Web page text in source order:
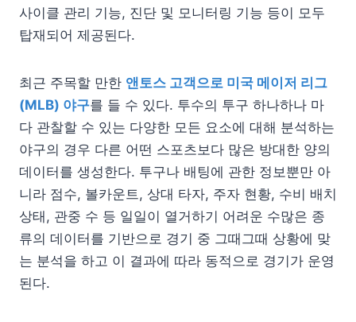
사이클 관리 기능, 진단 및 모니터링 기능 등이 모두
탑재되어 제공된다.
최근 주목할 만한 앤토스 고객으로 미국 메이저 리그
(MLB) 야구를 들 수 있다. 투수의 투구 하나하나 마
다 관찰할 수 있는 다양한 모든 요소에 대해 분석하는
야구의 경우 다른 어떤 스포츠보다 많은 방대한 양의
데이터를 생성한다. 투구나 배팅에 관한 정보뿐만 아
니라 점수, 볼카운트, 상대 타자, 주자 현황, 수비 배치
상태, 관중 수 등 일일이 열거하기 어려운 수많은 종
류의 데이터를 기반으로 경기 중 그때그때 상황에 맞
는 분석을 하고 이 결과에 따라 동적으로 경기가 운영
된다.